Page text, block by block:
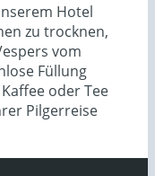
Hotel
zu trocknen,
vom
Füllung
oder Tee
Pilgerreise